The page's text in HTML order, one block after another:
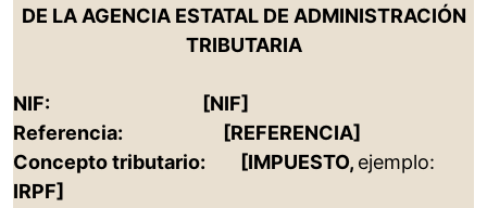
DE LA AGENCIA ESTATAL DE ADMINISTRACIÓN
TRIBUTARIA
NIF: [NIF]
Referencia: [REFERENCIA]
Concepto tributario: [IMPUESTO, ejemplo:
IRPF]